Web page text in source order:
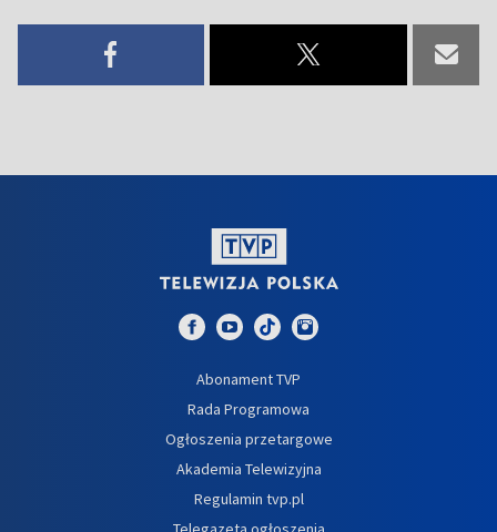
Abonament TVP
Rada Programowa
Ogłoszenia przetargowe
Akademia Telewizyjna
Regulamin tvp.pl